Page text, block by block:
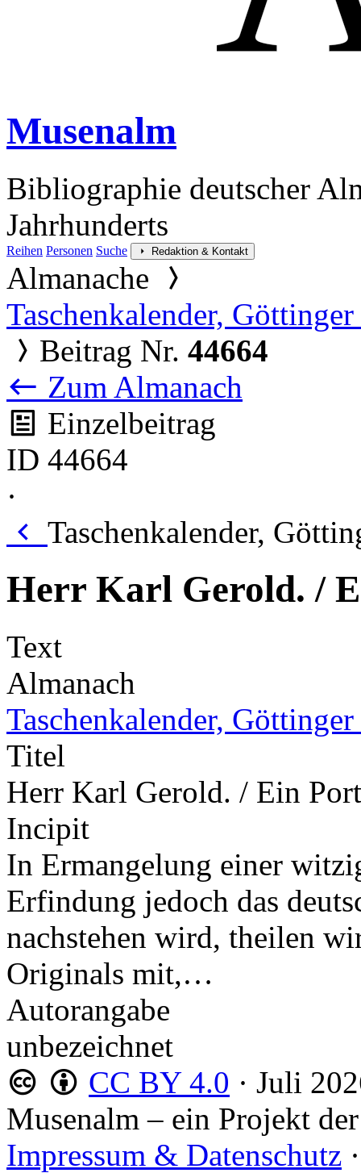
Musenalm
Bibliographie deutscher
Jahrhunderts
Reihen Personen Suche Redaktion & Kontakt
Almanache
Taschenkalender,
Beitrag Nr. 44664
Zum Almanach
Einzelbeitrag
ID 44664
·
Taschenkalender,
Herr Karl Gerold. /
Text
Almanach
Taschenkalender,
Titel
Herr Karl Gerold. / Ein
Incipit
In Ermangelung einer
Erfindung jedoch das
nachstehen wird, theilen
Originals mit,…
Autorangabe
unbezeichnet
CC BY 4.0 · Juli
Musenalm – ein Projekt der
Impressum & Datenschutz ·